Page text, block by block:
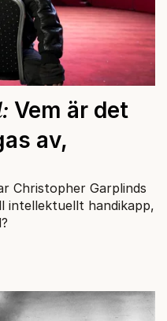
Vem är det
av,
Christopher Garplinds
handikapp,